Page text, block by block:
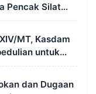
Pencak Silat
MT, Kasdam
untuk
dan Dugaan